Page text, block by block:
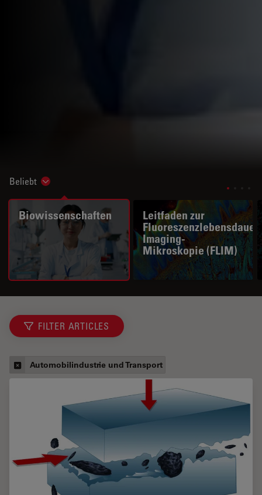
Beliebt Show subnavigation
Biowissenschaften
Leitfaden zur
Fluoreszenzlebensdauer-
Imaging-
Mikroskopie (FLIM)
FILTER ARTICLES
Automobilindustrie und Transport